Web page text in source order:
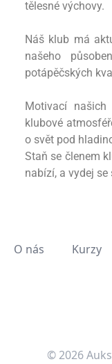
tělesné výchovy.
Náš klub má
našeho
potápěčských
Motivací
klubové
o svět pod
Staň se členem
nabízí, a vydej
O nás Kurzy
© 2026